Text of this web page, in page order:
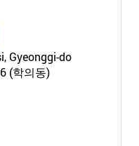
Gyeonggi-do
(학의동)